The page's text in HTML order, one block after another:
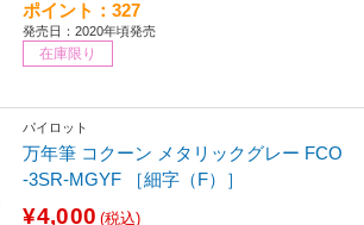
ポイント：327
発売日：2020年頃発売
在庫限り
パイロット
万年筆 コクーン メタリックグレー FCO
-3SR-MGYF ［細字（F）］
¥4,000 (税込)